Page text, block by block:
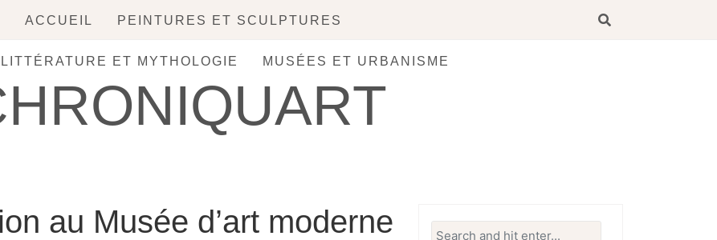
ACCUEIL PEINTURES ET SCULPTURES
ET MYTHOLOGIE MUSÉES ET URBANISME
au Musée d’art moderne
Search